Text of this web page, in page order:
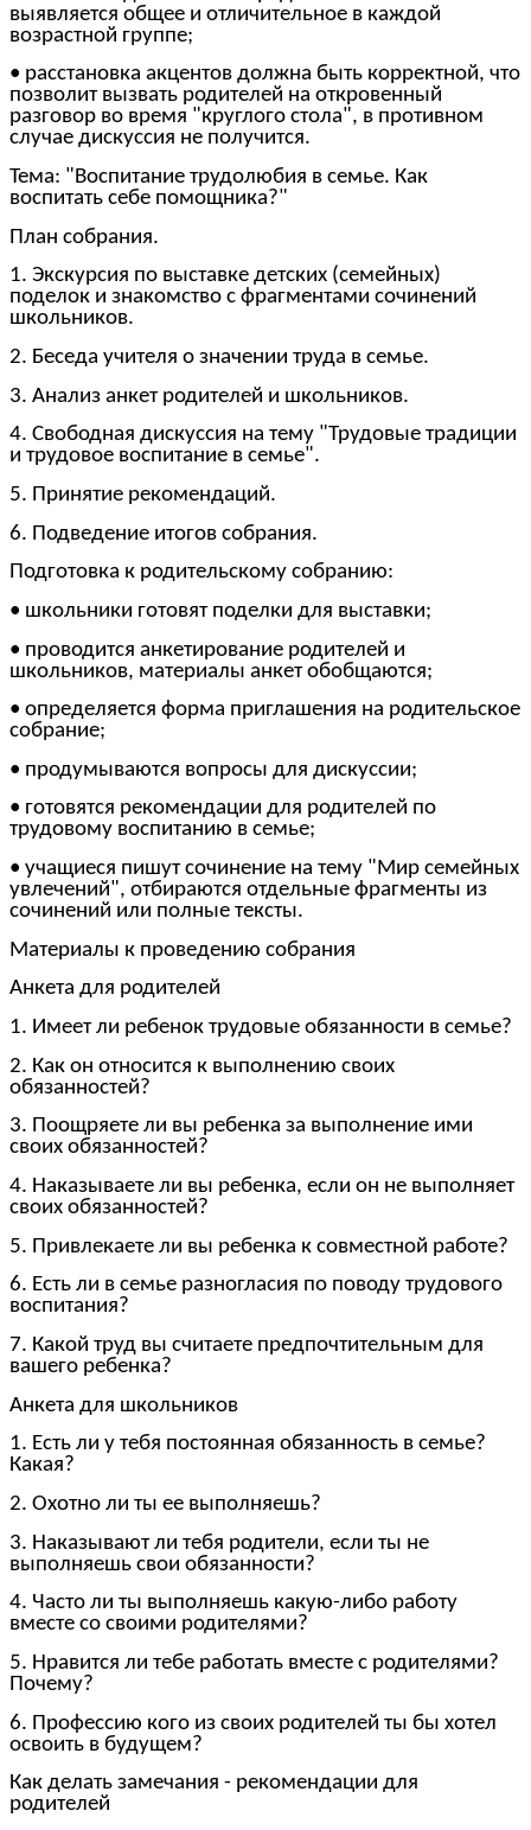
выявляется общее и отличительное в каждой
возрастной группе;
• расстановка акцентов должна быть корректной, что
позволит вызвать родителей на откровенный
разговор во время "круглого стола", в противном
случае дискуссия не получится.
Тема: "Воспитание трудолюбия в семье. Как
воспитать себе помощника?"
План собрания.
1. Экскурсия по выставке детских (семейных)
поделок и знакомство с фрагментами сочинений
школьников.
2. Беседа учителя о значении труда в семье.
3. Анализ анкет родителей и школьников.
4. Свободная дискуссия на тему "Трудовые традиции
и трудовое воспитание в семье".
5. Принятие рекомендаций.
6. Подведение итогов собрания.
Подготовка к родительскому собранию:
• школьники готовят поделки для выставки;
• проводится анкетирование родителей и
школьников, материалы анкет обобщаются;
• определяется форма приглашения на родительское
собрание;
• продумываются вопросы для дискуссии;
• готовятся рекомендации для родителей по
трудовому воспитанию в семье;
• учащиеся пишут сочинение на тему "Мир семейных
увлечений", отбираются отдельные фрагменты из
сочинений или полные тексты.
Материалы к проведению собрания
Анкета для родителей
1. Имеет ли ребенок трудовые обязанности в семье?
2. Как он относится к выполнению своих
обязанностей?
3. Поощряете ли вы ребенка за выполнение ими
своих обязанностей?
4. Наказываете ли вы ребенка, если он не выполняет
своих обязанностей?
5. Привлекаете ли вы ребенка к совместной работе?
6. Есть ли в семье разногласия по поводу трудового
воспитания?
7. Какой труд вы считаете предпочтительным для
вашего ребенка?
Анкета для школьников
1. Есть ли у тебя постоянная обязанность в семье?
Какая?
2. Охотно ли ты ее выполняешь?
3. Наказывают ли тебя родители, если ты не
выполняешь свои обязанности?
4. Часто ли ты выполняешь какую-либо работу
вместе со своими родителями?
5. Нравится ли тебе работать вместе с родителями?
Почему?
6. Профессию кого из своих родителей ты бы хотел
освоить в будущем?
Как делать замечания - рекомендации для
родителей